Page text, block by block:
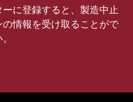
に登録すると、製造中止
情報を受け取ることがで